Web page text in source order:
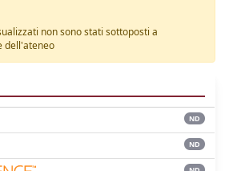
non sono stati sottoposti a
dell'ateneo
ND
ND